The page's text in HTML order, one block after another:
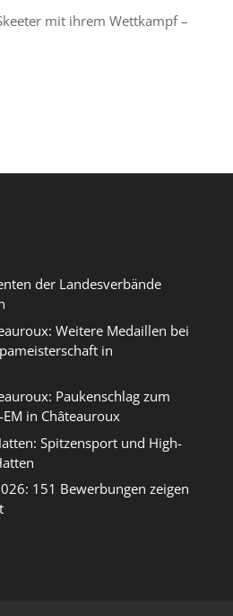
mit ihrem Wettkampf –
der Landesverbände
Weitere Medaillen bei
in
Paukenschlag zum
in Châteauroux
Spitzensport und High-
151 Bewerbungen zeigen